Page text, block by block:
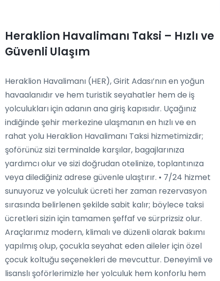
Heraklion Havalimanı Taksi – Hızlı ve
Güvenli Ulaşım
Heraklion Havalimanı (HER), Girit Adası’nın en yoğun
havaalanıdır ve hem turistik seyahatler hem de iş
yolculukları için adanın ana giriş kapısıdır. Uçağınız
indiğinde şehir merkezine ulaşmanın en hızlı ve en
rahat yolu Heraklion Havalimanı Taksi hizmetimizdir;
şoförünüz sizi terminalde karşılar, bagajlarınıza
yardımcı olur ve sizi doğrudan otelinize, toplantınıza
veya dilediğiniz adrese güvenle ulaştırır. • 7/24 hizmet
sunuyoruz ve yolculuk ücreti her zaman rezervasyon
sırasında belirlenen şekilde sabit kalır; böylece taksi
ücretleri sizin için tamamen şeffaf ve sürprizsiz olur.
Araçlarımız modern, klimalı ve düzenli olarak bakımı
yapılmış olup, çocukla seyahat eden aileler için özel
çocuk koltuğu seçenekleri de mevcuttur. Deneyimli ve
lisanslı şoförlerimizle her yolculuk hem konforlu hem